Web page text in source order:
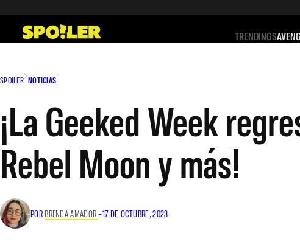
contenido
TRENDINGS
SPOILER NOTICIAS
¡La Geeked Week
Rebel Moon y más!
POR BRENDA AMADOR–17 DE OCTUBRE, 2023